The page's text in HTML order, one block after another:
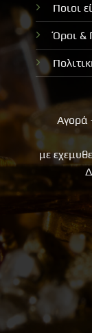
Ποιοι
Όροι &
Αγορά
με